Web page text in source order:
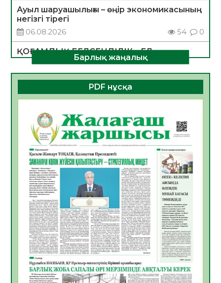
Ауыл шаруашылығы – өңір экономикасының
негізгі тірегі
06.08.2026
54 0
ҚОҒАМДЫҚ БЕЛСЕНДІЛІК – ЕЛ
ДАМУЫНЫҢ НЕГІЗІ
06.08.2026
52 0
ҚҰРЫЛТАЙ САЙЛАУЫ – БОЛАШАҚҚА
БАСТАР ЖАУАПТЫ ТАҢДАУ
06.08.2026
Инфекциялық ауруларға қарсы иммундау
жұмыстарының тиімділігі
06.08.2026
56
Көкжөтел ауруы туралы
06.08.2026
54
АПВ вакцинасы туралы мәлімет
06.08.2026
55
Open Air: Қызылорда облысы полиция
департаменті 20 мыңнан астам
көрерменнің қауіпсіздігін қамтамасыз етті
06.08.2026
65
Барлық жаңалық
PDF нұсқа